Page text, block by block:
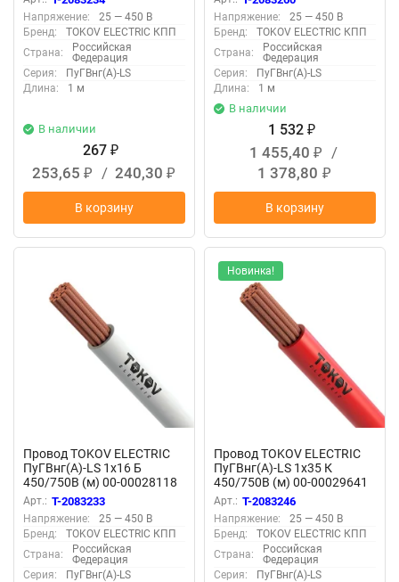
Напряжение:
25 — 450 В
Бренд:
TOKOV ELECTRIC КПП
Страна:
Российская
Федерация
Серия:
ПуГВнг(А)-LS
Длина:
1 м
В наличии
267 ₽
253,65 ₽ / 240,30 ₽
В корзину
Напряжение:
25 — 450 В
Бренд:
TOKOV ELECTRIC КПП
Страна:
Российская
Федерация
Серия:
ПуГВнг(А)-LS
Длина:
1 м
В наличии
1 532 ₽
1 455,40 ₽
/
1 378,80 ₽
В корзину
Провод TOKOV ELECTRIC
ПуГВнг(А)-LS 1х16 Б
450/750В (м) 00-00028118
Арт.: T-2083233
Напряжение:
25 — 450 В
Бренд:
TOKOV ELECTRIC КПП
Страна:
Российская
Федерация
Серия:
ПуГВнг(А)-LS
Новинка!
Провод TOKOV ELECTRIC
ПуГВнг(А)-LS 1х35 К
450/750В (м) 00-00029641
Арт.: T-2083246
Напряжение:
25 — 450 В
Бренд:
TOKOV ELECTRIC КПП
Страна:
Российская
Федерация
Серия:
ПуГВнг(А)-LS